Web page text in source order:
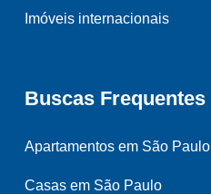
Imóveis internacionais
Buscas Frequentes
Apartamentos em São Paulo
Casas em São Paulo